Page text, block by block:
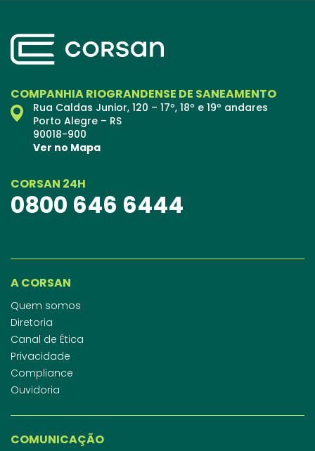
COMPANHIA RIOGRANDENSE DE SANEAMENTO
Rua Caldas Junior, 120 – 17º, 18º e 19º andares
Porto Alegre – RS
90018-900
Ver no Mapa
CORSAN 24H
0800 646 6444
A CORSAN
Quem somos
Diretoria
Canal de Ética
Privacidade
Compliance
Ouvidoria
COMUNICAÇÃO